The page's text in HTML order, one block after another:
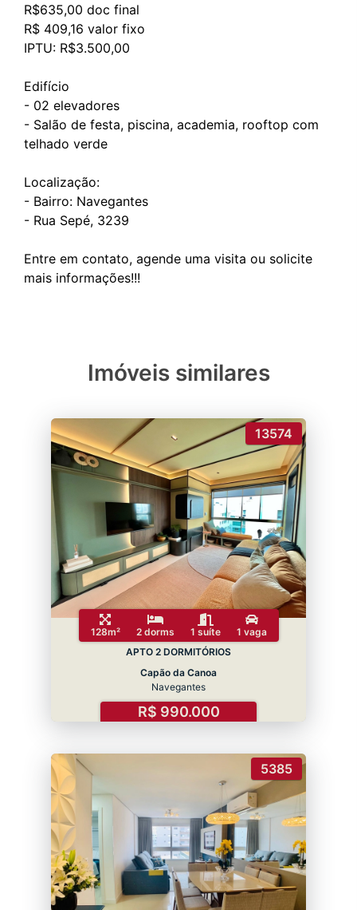
R$635,00 doc final
R$ 409,16 valor fixo
IPTU: R$3.500,00
Edifício
- 02 elevadores
- Salão de festa, piscina, academia, rooftop com
telhado verde
Localização:
- Bairro: Navegantes
- ⁠Rua Sepé, 3239
Entre em contato, agende uma visita ou solicite
Imóveis similares
13574
128m² 2 dorms 1 suíte
1 vaga
APTO 2 DORMITÓRIOS
Capão da Canoa
Navegantes
R$ 990.000
5385